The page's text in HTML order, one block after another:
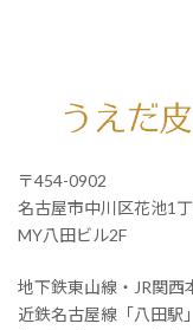
〒454-0902
名古屋市中川区花池1
MY八田ビル2F
地下鉄東山線・JR関
近鉄名古屋線「八田駅